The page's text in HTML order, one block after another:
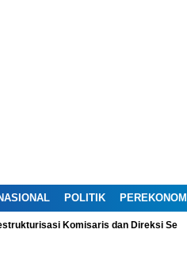
POLITIK
Komisaris dan Direksi